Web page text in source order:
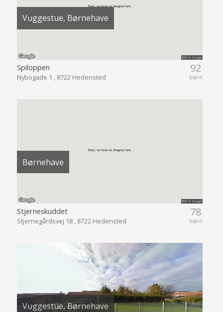
Vuggestue, Børnehave
92
børn
Spiloppen
Nybogade 1 , 8722 Hedensted
Børnehave
78
børn
Stjerneskuddet
Stjernegårdsvej 18 , 8722 Hedensted
Vuggestue, Børnehave